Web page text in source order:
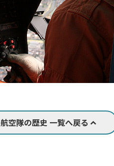
航空隊の歴史 一覧へ戻る